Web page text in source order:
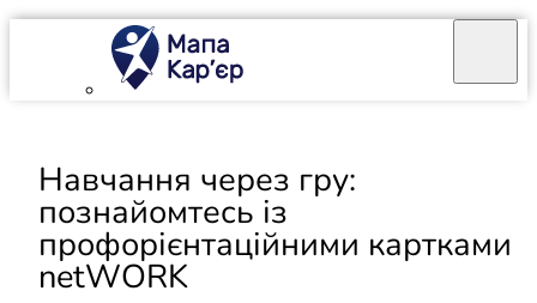
Навчання через гру:
познайомтесь із
профорієнтаційними картками
netWORK